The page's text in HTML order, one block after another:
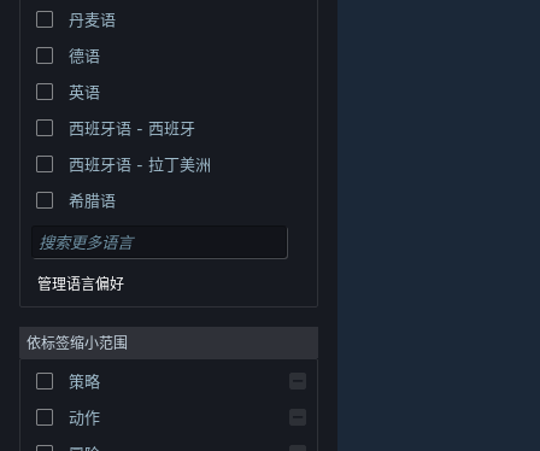
© Valve Corporation。保留所有权利。所有商标均为其在
律信息| 无障碍
丹麦语
德语
英语
西班牙语 - 西班牙
西班牙语 - 拉丁美洲
希腊语
管理语言偏好
依标签缩小范围
策略
动作